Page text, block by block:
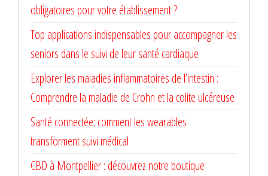
obligatoires pour votre établissement ?
Top applications indispensables pour accompagner les
seniors dans le suivi de leur santé cardiaque
Explorer les maladies inflammatoires de l’intestin :
Comprendre la maladie de Crohn et la colite ulcéreuse
Santé connectée: comment les wearables
transforment suivi médical
CBD à Montpellier : découvrez notre boutique